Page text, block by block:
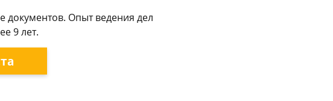
документов. Опыт ведения дел
9 лет.